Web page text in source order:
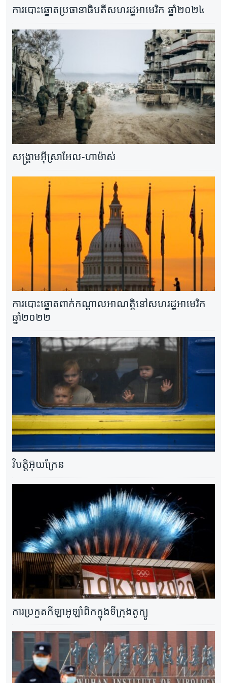
ការបោះឆ្នោតប្រធានាធិបតីសហរដ្ឋអាមេរិក ឆ្នាំ២០២៤
សង្គ្រាម​អ៊ីស្រាអែល-ហាម៉ាស់
ការ​បោះឆ្នោត​ពាក់កណ្តាល​អាណត្តិ​នៅ​សហរដ្ឋ​អាមេរិក​
ឆ្នាំ​២០២២
វិបត្តិអ៊ុយក្រែន
ការប្រកួតកីឡាអូឡាំពិកក្នុងទីក្រុងតូក្យូ